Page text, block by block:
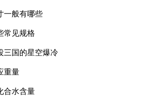
一般有哪些
常见规格
三国的星空爆冷
重量
合水含量